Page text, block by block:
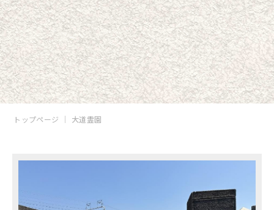
トップページ 大道霊園